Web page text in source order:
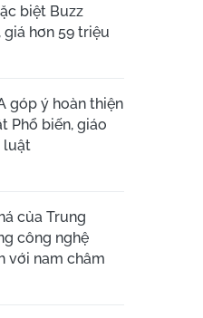
biệt Buzz
giá hơn 59 triệu
góp ý hoàn thiện
Phổ biến, giáo
luật
của Trung
công nghệ
với nam châm